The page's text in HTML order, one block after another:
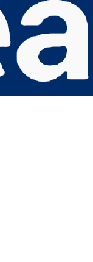
avec